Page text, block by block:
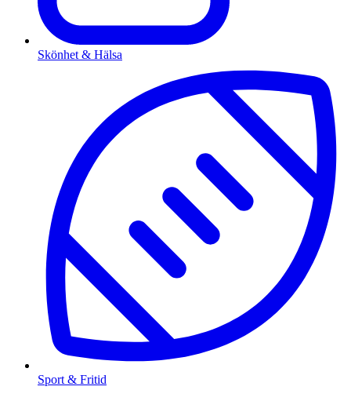
Skönhet & Hälsa
Sport & Fritid